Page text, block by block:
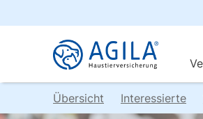
Übersicht Interessierte